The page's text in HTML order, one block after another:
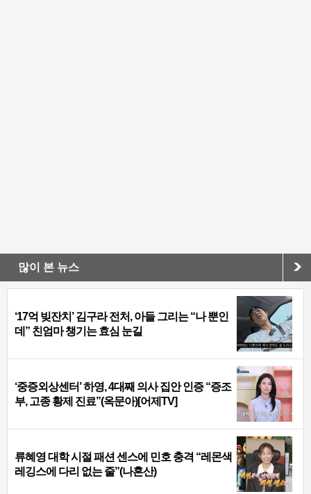
많이 본 뉴스
‘17억 빚잔치’ 김구라 전처, 아들 그리는 “나 뿐인
데” 친엄마 챙기는 효심 눈길
‘중증외상센터’ 하영, 4대째 의사 집안 인증 “증조
부, 고종 황제 진료”(옥문아)[어제TV]
류혜영 대학 시절 패션 센스에 민호 충격 “레몬색
레깅스에 다리 없는 줄”(나혼산)